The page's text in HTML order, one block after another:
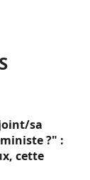
sa
?" :
cette